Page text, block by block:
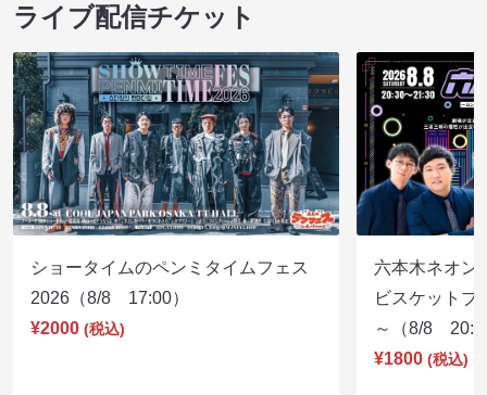
ライブ配信チケット
ショータイムのペンミタイムフェス
2026（8/8 17:00）
¥2000 (税込)
六本木ネオン
ビスケットブ
～（8/8
¥1800 (税込)